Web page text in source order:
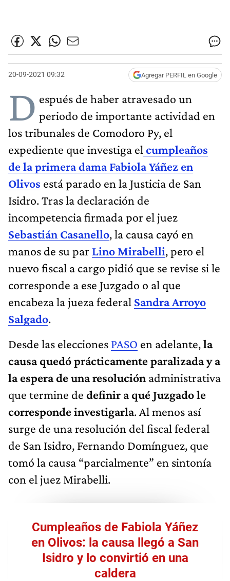
20-09-2021 09:32 Agregar PERFIL en Google
D espués de haber atravesado un
periodo de importante actividad en
los tribunales de Comodoro Py, el
expediente que investiga el cumpleaños
de la primera dama Fabiola Yáñez en
Olivos está parado en la Justicia de San
Isidro. Tras la declaración de
incompetencia firmada por el juez
Sebastián Casanello, la causa cayó en
manos de su par Lino Mirabelli, pero el
nuevo fiscal a cargo pidió que se revise si le
corresponde a ese Juzgado o al que
encabeza la jueza federal Sandra Arroyo
Salgado.
Desde las elecciones PASO en adelante,la
causa quedó prácticamente paralizada y a
la espera de una resolución administrativa
que termine de definir a qué Juzgado le
corresponde investigarla. Al menos así
surge de una resolución del fiscal federal
de San Isidro, Fernando Domínguez, que
tomó la causa “parcialmente” en sintonía
con el juez Mirabelli.
Cumpleaños de Fabiola Yáñez
en Olivos: la causa llegó a San
Isidro y lo convirtió en una
caldera